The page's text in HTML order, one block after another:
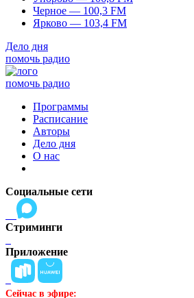
Черное — 100,3 FM
Ярково — 103,4 FM
Дело дня
помочь радио
помочь радио
Программы
Расписание
Авторы
Дело дня
О нас
Социальные сети
Стриминги
Приложение
Сейчас в эфире: